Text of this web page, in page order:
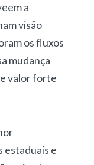
a
visão
os fluxos
mudança
valor forte
estaduais e